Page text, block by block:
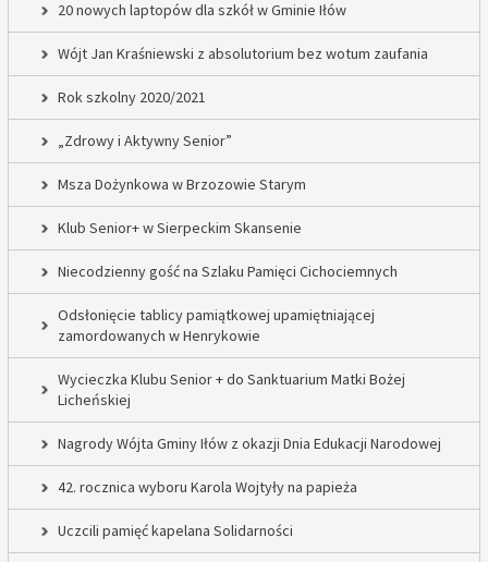
20 nowych laptopów dla szkół w Gminie Iłów
Wójt Jan Kraśniewski z absolutorium bez wotum zaufania
Rok szkolny 2020/2021
„Zdrowy i Aktywny Senior”
Msza Dożynkowa w Brzozowie Starym
Klub Senior+ w Sierpeckim Skansenie
Niecodzienny gość na Szlaku Pamięci Cichociemnych
Odsłonięcie tablicy pamiątkowej upamiętniającej
zamordowanych w Henrykowie
Wycieczka Klubu Senior + do Sanktuarium Matki Bożej
Licheńskiej
Nagrody Wójta Gminy Iłów z okazji Dnia Edukacji Narodowej
42. rocznica wyboru Karola Wojtyły na papieża
Uczcili pamięć kapelana Solidarności